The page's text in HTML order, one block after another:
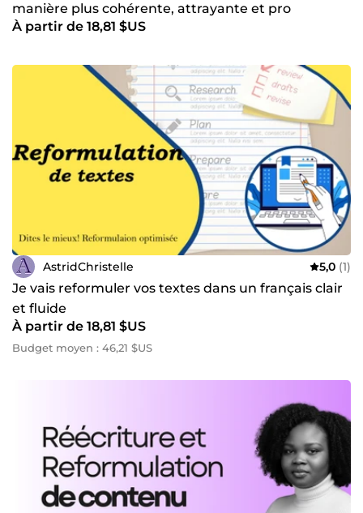
manière plus cohérente, attrayante et pro
À partir de 18,81 $US
AstridChristelle 5,0 (1)
Je vais reformuler vos textes dans un français clair
et fluide
À partir de 18,81 $US
Budget moyen : 46,21 $US